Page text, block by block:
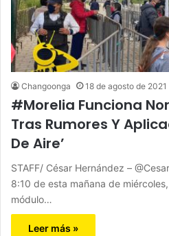
Changoonga 18 de agosto de 2021
#Morelia Funciona
Tras Rumores Y
De Aire’
STAFF/ César Hernández –
8:10 de esta mañana de
módulo…
Leer más »